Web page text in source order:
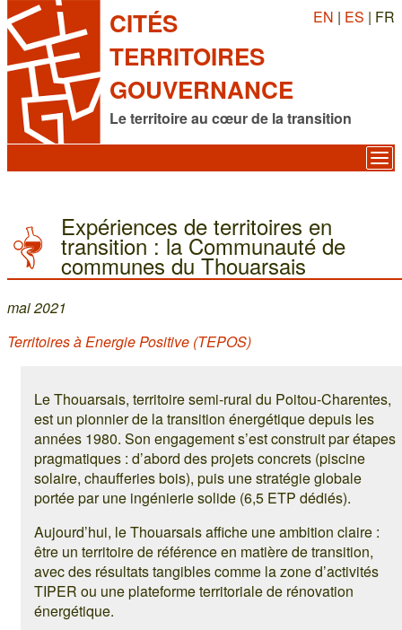
CITÉS
TERRITOIRES
GOUVERNANCE
Le territoire au cœur de la transition
EN | ES | FR
Expériences de territoires en
transition : la Communauté de
communes du Thouarsais
mai 2021
Territoires à Energie Positive (TEPOS)
Le Thouarsais, territoire semi-rural du Poitou-Charentes,
est un pionnier de la transition énergétique depuis les
années 1980. Son engagement s’est construit par étapes
pragmatiques : d’abord des projets concrets (piscine
solaire, chaufferies bois), puis une stratégie globale
portée par une ingénierie solide (6,5 ETP dédiés).
Aujourd’hui, le Thouarsais affiche une ambition claire :
être un territoire de référence en matière de transition,
avec des résultats tangibles comme la zone d’activités
TIPER ou une plateforme territoriale de rénovation
énergétique.